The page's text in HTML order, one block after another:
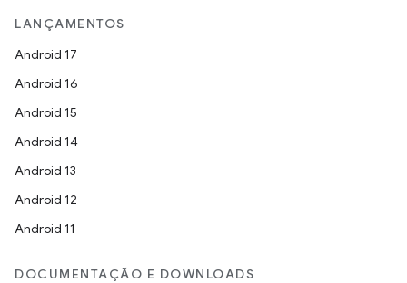
LANÇAMENTOS
Android 17
Android 16
Android 15
Android 14
Android 13
Android 12
Android 11
DOCUMENTAÇÃO E DOWNLOADS